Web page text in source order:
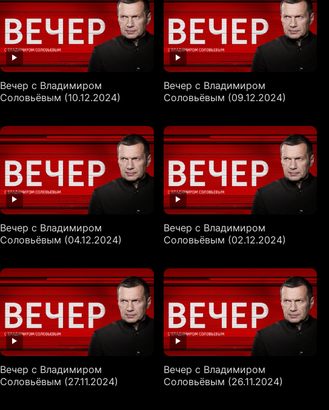
Вечер с Владимиром
Соловьёвым (10.12.2024)
Вечер с Владимиром
Соловьёвым (09.12.2024)
Вечер с Владимиром
Соловьёвым (04.12.2024)
Вечер с Владимиром
Соловьёвым (02.12.2024)
Вечер с Владимиром
Соловьёвым (27.11.2024)
Вечер с Владимиром
Соловьёвым (26.11.2024)